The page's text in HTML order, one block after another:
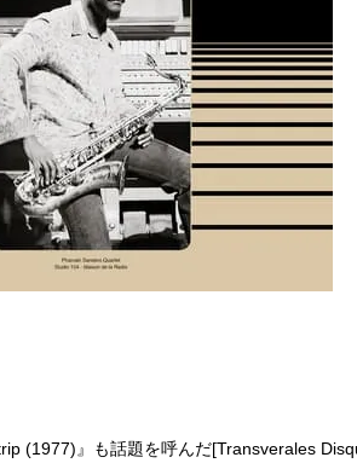
(1977)』も話題を呼んだ[Transverales